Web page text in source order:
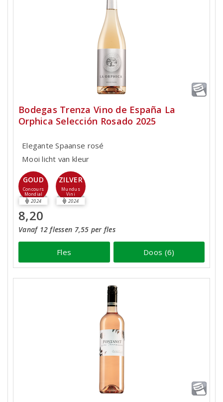
Bodegas Trenza Vino de España La
Orphica Selección Rosado 2025
Elegante Spaanse rosé
Mooi licht van kleur
GOUD
Concours
Mondial
2024
ZILVER
Mundus
Vini
2024
8,20
Vanaf 12 flessen 7,55 per fles
Fles Doos (6)